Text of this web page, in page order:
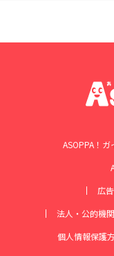
ASOPPA！
広
法人・公的機
個人情報保護